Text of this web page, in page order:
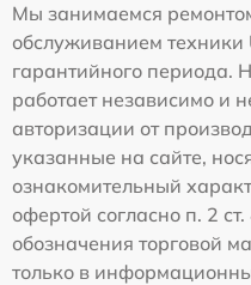
Мы занимаемся
обслуживанием техники
гарантийного периода.
работает независимо и
авторизации от
указанные на сайте,
ознакомительный
офертой согласно п. 2
обозначения торговой
только в